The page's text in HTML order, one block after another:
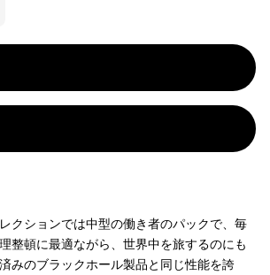
クションでは中型の働き者のパックで、毎
整頓に最適ながら、世界中を旅するのにも
みのブラックホール製品と同じ性能を誇